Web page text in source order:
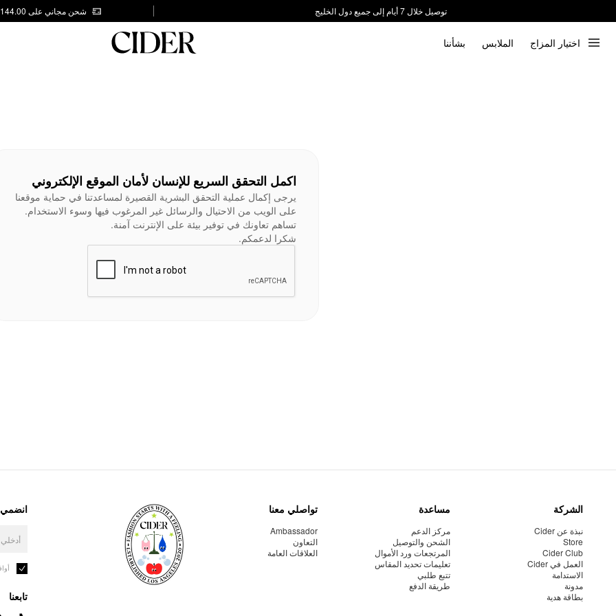
توصيل خلال 7 أيام إلى جميع دول الخليج
شحن مجاني على AED 144.00
اختيار المزاج الملابس بشأننا
اكمل التحقق السريع للإنسان لأمان الموقع الإلكتروني
يرجى إكمال عملية التحقق البشرية القصيرة لمساعدتنا في حماية موقعنا
على الويب من الاحتيال والرسائل غير المرغوب فيها وسوء الاستخدام.
تساهم تعاونك في توفير بيئة على الإنترنت آمنة.
شكرا لدعمكم.
الشركة
نبذة عن Cider
Store
Cider Club
العمل في Cider
الاستدامة
مدونة
بطاقة هدية
مساعدة
مركز الدعم
الشحن والتوصيل
المرتجعات ورد الأموال
تعليمات تحديد المقاس
تتبع طلبي
طريقة الدفع
تواصلي معنا
Ambassador
التعاون
العلاقات العامة
انضمي
تابعنا